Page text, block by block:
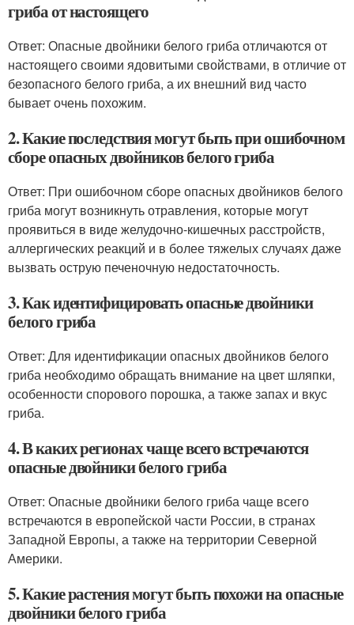
гриба от настоящего
Ответ: Опасные двойники белого гриба отличаются от
настоящего своими ядовитыми свойствами, в отличие от
безопасного белого гриба, а их внешний вид часто
бывает очень похожим.
2. Какие последствия могут быть при ошибочном
сборе опасных двойников белого гриба
Ответ: При ошибочном сборе опасных двойников белого
гриба могут возникнуть отравления, которые могут
проявиться в виде желудочно-кишечных расстройств,
аллергических реакций и в более тяжелых случаях даже
вызвать острую печеночную недостаточность.
3. Как идентифицировать опасные двойники
белого гриба
Ответ: Для идентификации опасных двойников белого
гриба необходимо обращать внимание на цвет шляпки,
особенности спорового порошка, а также запах и вкус
гриба.
4. В каких регионах чаще всего встречаются
опасные двойники белого гриба
Ответ: Опасные двойники белого гриба чаще всего
встречаются в европейской части России, в странах
Западной Европы, а также на территории Северной
Америки.
5. Какие растения могут быть похожи на опасные
двойники белого гриба